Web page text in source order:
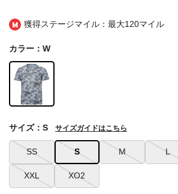
獲得ステージマイル：最大120マイル
カラー：W
SS S M L
XXL XO2
サイズ：S サイズガイドはこちら